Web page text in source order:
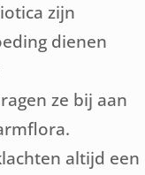
zijn
dienen
ze bij aan
altijd een